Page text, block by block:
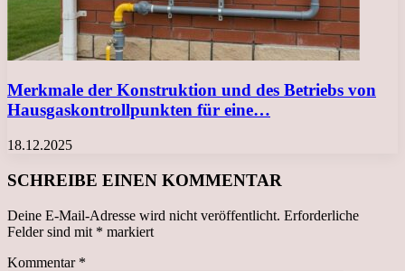
Merkmale der Konstruktion und des Betriebs von
Hausgaskontrollpunkten für eine…
18.12.2025
SCHREIBE EINEN KOMMENTAR
Deine E-Mail-Adresse wird nicht veröffentlicht. Erforderliche
Felder sind mit * markiert
Kommentar *